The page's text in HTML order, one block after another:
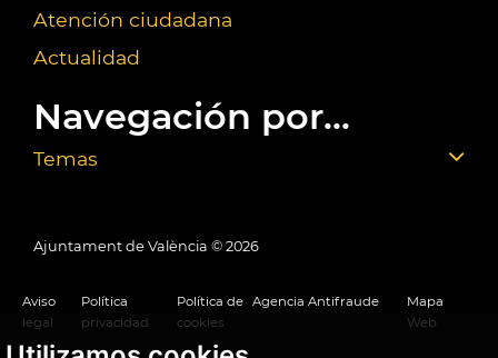
Atención ciudadana
Actualidad
Navegación por...
Temas
Ajuntament de València © 2026
Aviso
legal
Política
privacidad
Política de
cookies
Agencia Antifraude
Mapa
Web